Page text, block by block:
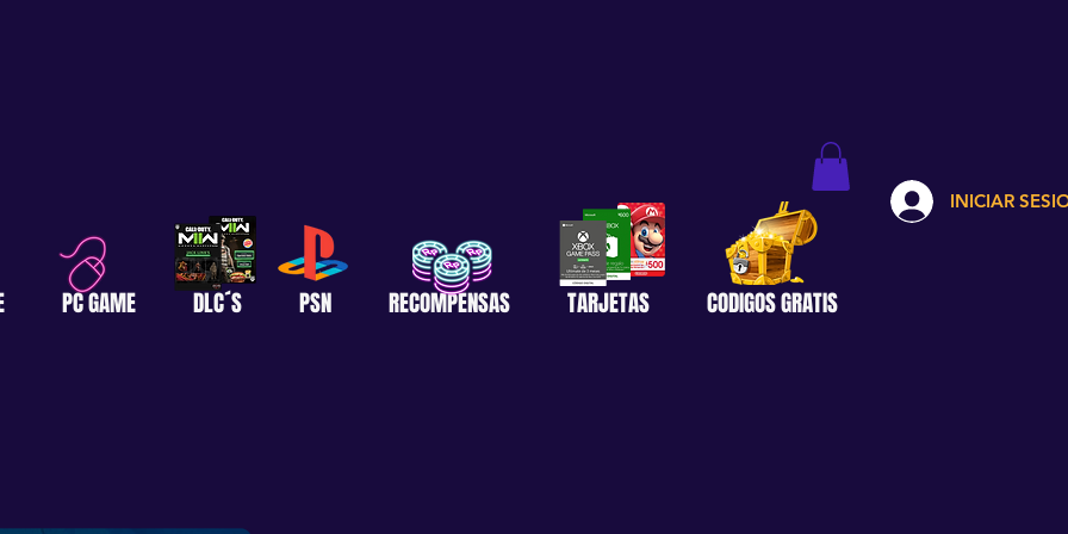
PC GAME DLC´S PSN RECOMPENSAS TARJETAS CODIGOS GRATIS
INICIAR